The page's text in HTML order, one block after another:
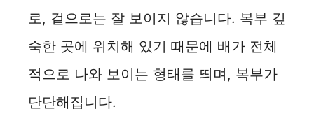
로, 겉으로는 잘 보이지 않습니다. 복부 깊
숙한 곳에 위치해 있기 때문에 배가 전체
적으로 나와 보이는 형태를 띄며, 복부가
단단해집니다.